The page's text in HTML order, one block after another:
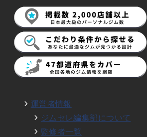
運営者情報
ジムセレ編集部について
監修者一覧